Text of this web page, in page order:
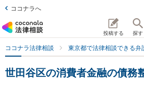
ココナラへ
投稿する 探す
ココナラ法律相談 東京都で法律相談できる弁
世田谷区の消費者金融の債務